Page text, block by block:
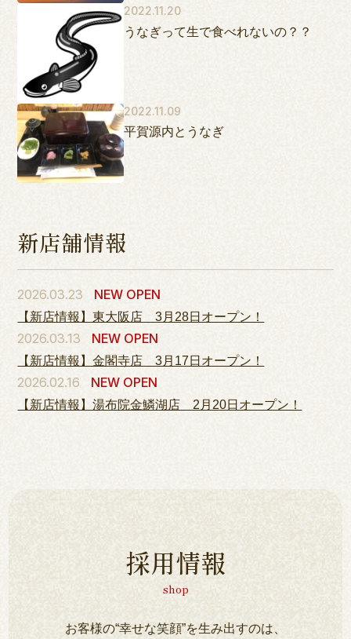
2022.11.20
うなぎって生で食べれないの？？
2022.11.09
平賀源内とうなぎ
新店舗情報
2026.03.23 NEW OPEN
【新店情報】東大阪店 3月28日オープン！
2026.03.13 NEW OPEN
【新店情報】金閣寺店 3月17日オープン！
2026.02.16 NEW OPEN
【新店情報】湯布院金鱗湖店 2月20日オープン！
採用情報
shop
お客様の“幸せな笑顔”を生み出すのは、